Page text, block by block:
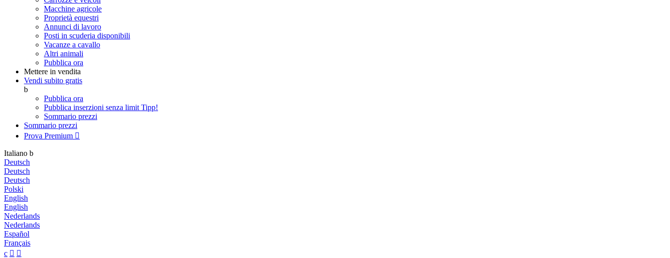
Macchine agricole
Proprietà equestri
Annunci di lavoro
Posti in scuderia disponibili
Vacanze a cavallo
Altri animali
Pubblica ora
Mettere in vendita
Vendi subito gratis
b
Pubblica ora
Pubblica inserzioni senza limit Tipp!
Sommario prezzi
Sommario prezzi
Prova Premium 
Italiano b
Deutsch
Deutsch
Deutsch
Polski
English
English
Nederlands
Nederlands
Español
Français
c  